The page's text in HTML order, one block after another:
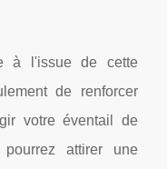
à l'issue de cette
de renforcer
votre éventail de
attirer une